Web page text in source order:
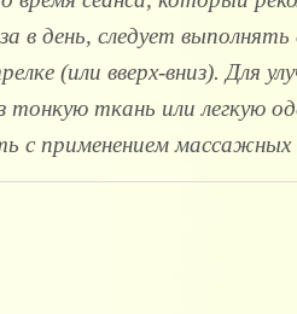
в день, следует
(или вверх-вниз). Для
тонкую ткань или легкую
с применением массажных